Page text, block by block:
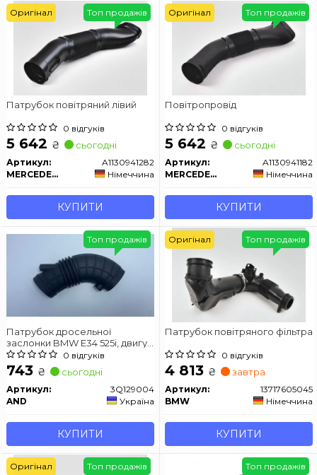
Патрубок повітряний лівий
0 відгуків
5 642 ₴ сьогодні
Артикул:
A1130941282
MERCEDES-BENZ
Німеччина
КУПИТИ
Топ продажів
Оригінал
Повітропровід
0 відгуків
5 642 ₴ сьогодні
Артикул:
A1130941182
MERCEDES-BENZ
Німеччина
КУПИТИ
Топ продажів
Оригінал
Патрубок дросельної
заслонки BMW E34 525i, двигун
M20
0 відгуків
743 ₴ сьогодні
Артикул:
3Q129004
AND
Україна
КУПИТИ
Топ продажів
Патрубок повітряного фільтра
0 відгуків
4 813 ₴ завтра
Артикул:
13717605045
BMW
Німеччина
КУПИТИ
Топ продажів
Оригінал
Топ продажів
Оригінал Топ продажів